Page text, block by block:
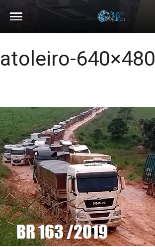
atoleiro-640×480